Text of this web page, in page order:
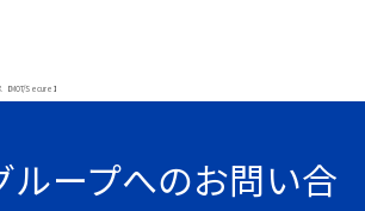
MOT/Secure】
ループへのお問い合